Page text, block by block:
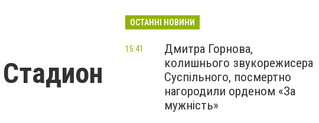
ОСТАННІ НОВИНИ
Дмитра Горнова,
колишнього звукорежисера
Суспільного, посмертно
нагородили орденом «За
мужність»
15:41